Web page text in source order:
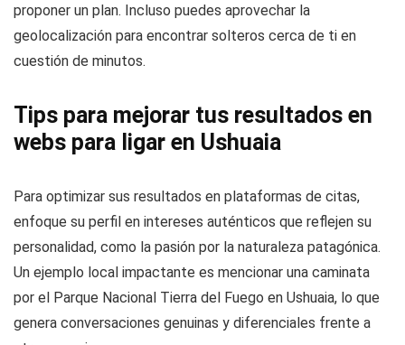
proponer un plan. Incluso puedes aprovechar la
geolocalización para encontrar solteros cerca de ti en
cuestión de minutos.
Tips para mejorar tus resultados en
webs para ligar en Ushuaia
Para optimizar sus resultados en plataformas de citas,
enfoque su perfil en intereses auténticos que reflejen su
personalidad, como la pasión por la naturaleza patagónica.
Un ejemplo local impactante es mencionar una caminata
por el Parque Nacional Tierra del Fuego en Ushuaia, lo que
genera conversaciones genuinas y diferenciales frente a